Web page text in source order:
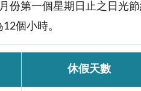
份第一個星期日止之日光
個小時。
休假天數